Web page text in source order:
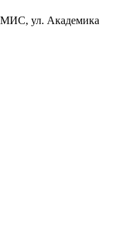
МИС, ул. Академика